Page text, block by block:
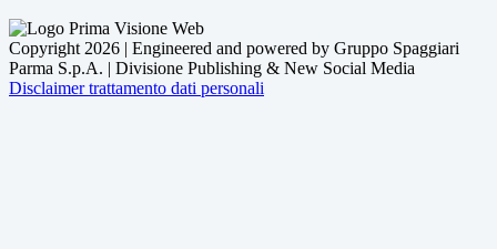
Copyright 2026 | Engineered and powered by Gruppo Spaggiari
Parma S.p.A. | Divisione Publishing & New Social Media
Disclaimer trattamento dati personali